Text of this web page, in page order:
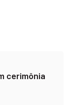
cerimônia